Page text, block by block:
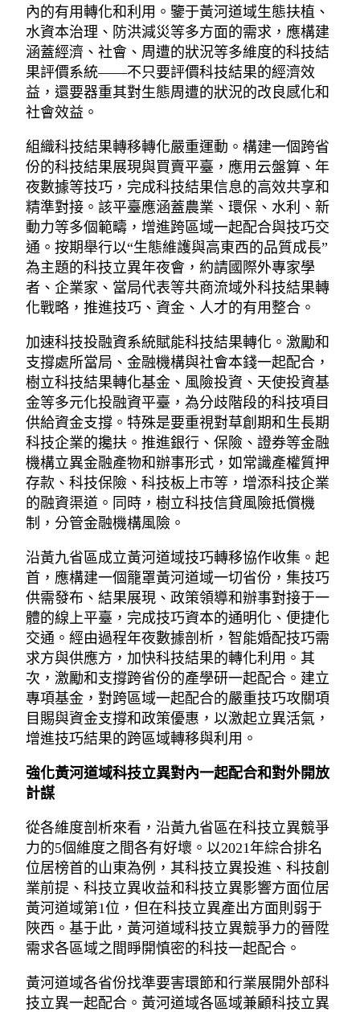
內的有用轉化和利用。鑒于黃河道域生態扶植、
水資本治理、防洪減災等多方面的需求，應構建
涵蓋經濟、社會、周遭的狀況等多維度的科技結
果評價系統——不只要評價科技結果的經濟效
益，還要器重其對生態周遭的狀況的改良感化和
社會效益。
組織科技結果轉移轉化嚴重運動。構建一個跨省
份的科技結果展現與買賣平臺，應用云盤算、年
夜數據等技巧，完成科技結果信息的高效共享和
精準對接。該平臺應涵蓋農業、環保、水利、新
動力等多個範疇，增進跨區域一起配合與技巧交
通。按期舉行以“生態維護與高東西的品質成長”
為主題的科技立異年夜會，約請國際外專家學
者、企業家、當局代表等共商流域外科技結果轉
化戰略，推進技巧、資金、人才的有用整合。
加速科技投融資系統賦能科技結果轉化。激勵和
支撐處所當局、金融機構與社會本錢一起配合，
樹立科技結果轉化基金、風險投資、天使投資基
金等多元化投融資平臺，為分歧階段的科技項目
供給資金支撐。特殊是要重視對草創期和生長期
科技企業的攙扶。推進銀行、保險、證券等金融
機構立異金融產物和辦事形式，如常識產權質押
存款、科技保險、科技板上市等，增添科技企業
的融資渠道。同時，樹立科技信貸風險抵償機
制，分管金融機構風險。
沿黃九省區成立黃河道域技巧轉移協作收集。起
首，應構建一個籠罩黃河道域一切省份，集技巧
供需發布、結果展現、政策領導和辦事對接于一
體的線上平臺，完成技巧資本的通明化、便捷化
交通。經由過程年夜數據剖析，智能婚配技巧需
求方與供應方，加快科技結果的轉化利用。其
次，激勵和支撐跨省份的產學研一起配合。建立
專項基金，對跨區域一起配合的嚴重技巧攻關項
目賜與資金支撐和政策優惠，以激起立異活氣，
增進技巧結果的跨區域轉移與利用。
強化黃河道域科技立異對內一起配合和對外開放
計謀
從各維度剖析來看，沿黃九省區在科技立異競爭
力的5個維度之間各有好壞。以2021年綜合排名
位居榜首的山東為例，其科技立異投進、科技創
業前提、科技立異收益和科技立異影響方面位居
黃河道域第1位，但在科技立異產出方面則弱于
陜西。基于此，黃河道域科技立異競爭力的晉陞
需求各區域之間睜開慎密的科技一起配合。
黃河道域各省份找準要害環節和行業展開外部科
技立異一起配合。黃河道域各區域兼顧科技立異